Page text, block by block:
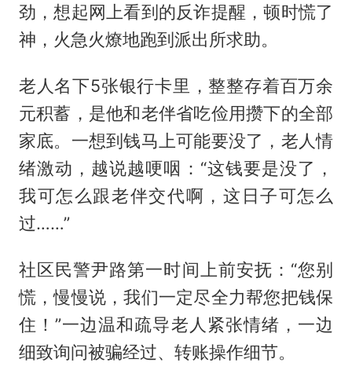
劲，想起网上看到的反诈提醒，顿时慌了
神，火急火燎地跑到派出所求助。
老人名下5张银行卡里，整整存着百万余
元积蓄，是他和老伴省吃俭用攒下的全部
家底。一想到钱马上可能要没了，老人情
绪激动，越说越哽咽：“这钱要是没了，
我可怎么跟老伴交代啊，这日子可怎么
过……”
社区民警尹路第一时间上前安抚：“您别
慌，慢慢说，我们一定尽全力帮您把钱保
住！”一边温和疏导老人紧张情绪，一边
细致询问被骗经过、转账操作细节。